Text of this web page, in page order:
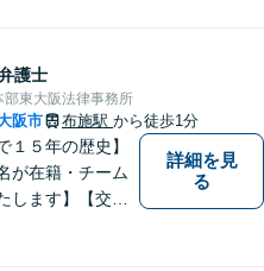
」「交渉力」を
者様の笑顔を取
力で取り組みま
護士
部東大阪法律事務所
阪市 布施駅 から徒歩1分
１５年の歴史】
が在籍・チーム
します】【交通
詳細を見
る